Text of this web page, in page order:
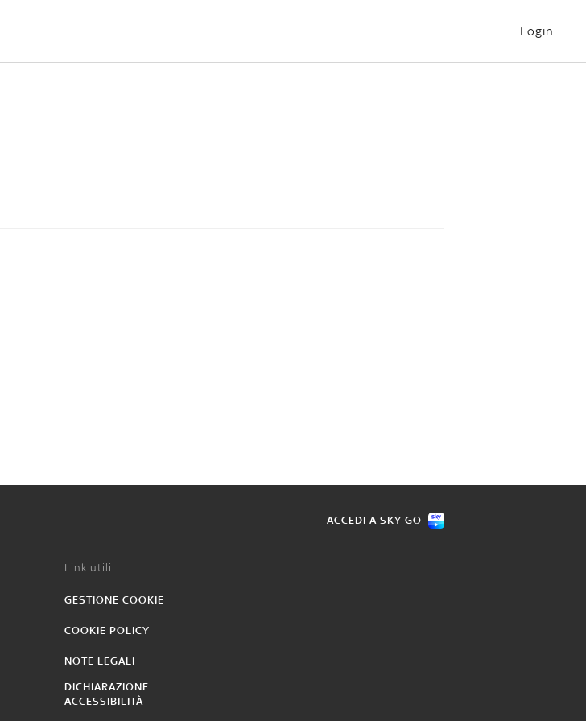
Login
ACCEDI A SKY GO
Link utili:
GESTIONE COOKIE
COOKIE POLICY
NOTE LEGALI
DICHIARAZIONE
ACCESSIBILITÀ